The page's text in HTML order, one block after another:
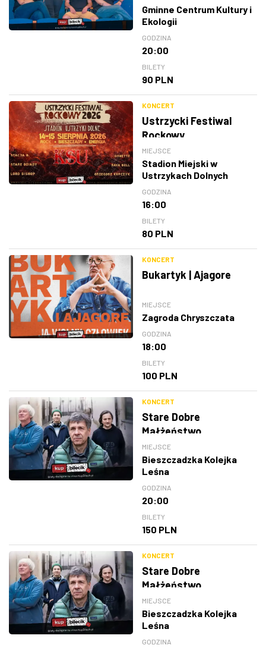
Gminne Centrum Kultury i
Ekologii
GODZINA
20:00
BILETY
90 PLN
KONCERT
Ustrzycki Festiwal
Rockowy
MIEJSCE
Stadion Miejski w
Ustrzykach Dolnych
GODZINA
16:00
BILETY
80 PLN
KONCERT
Bukartyk | Ajagore
MIEJSCE
Zagroda Chryszczata
GODZINA
18:00
BILETY
100 PLN
KONCERT
Stare Dobre
Małżeństwo
MIEJSCE
Bieszczadzka Kolejka
Leśna
GODZINA
20:00
BILETY
150 PLN
KONCERT
Stare Dobre
Małżeństwo
MIEJSCE
Bieszczadzka Kolejka
Leśna
GODZINA